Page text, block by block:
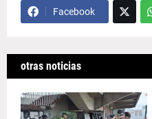
Facebook
otras noticias